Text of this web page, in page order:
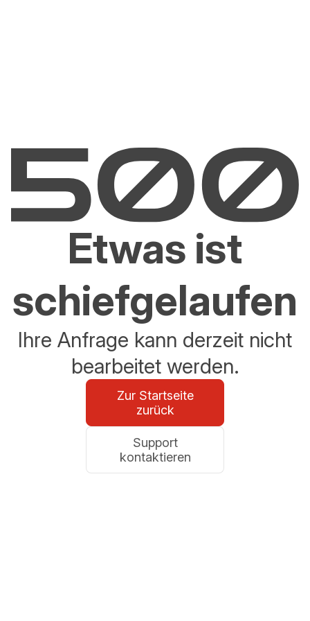
Etwas ist
schiefgelaufen
Ihre Anfrage kann derzeit nicht
bearbeitet werden.
Zur Startseite
zurück
Support
kontaktieren